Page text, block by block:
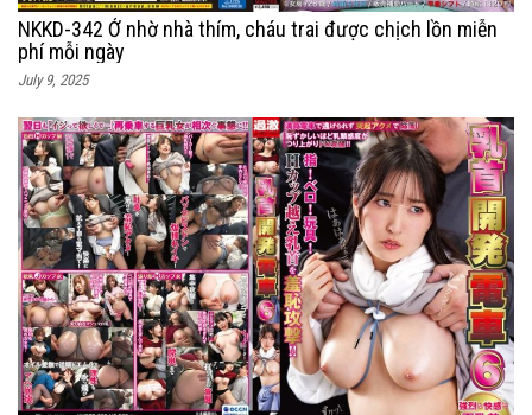
NKKD-342 Ở nhờ nhà thím, cháu trai được chịch lồn miễn
phí mỗi ngày
July 9, 2025